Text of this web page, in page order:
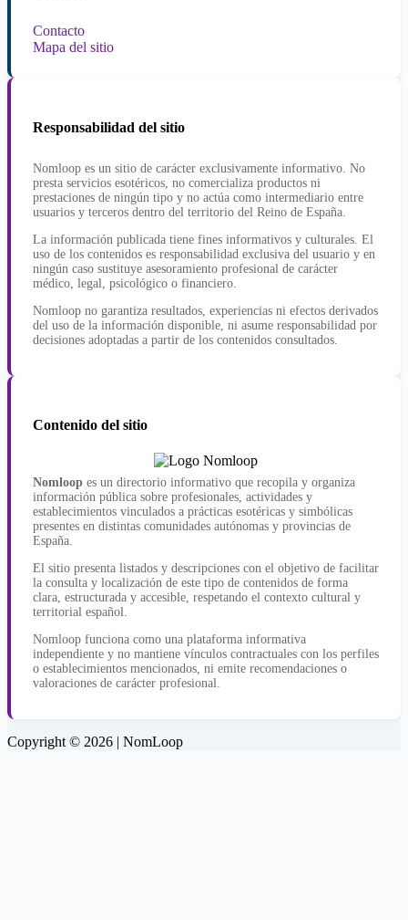
Contacto
Mapa del sitio
Responsabilidad del sitio
Nomloop es un sitio de carácter exclusivamente informativo. No
presta servicios esotéricos, no comercializa productos ni
prestaciones de ningún tipo y no actúa como intermediario entre
usuarios y terceros dentro del territorio del Reino de España.
La información publicada tiene fines informativos y culturales. El
uso de los contenidos es responsabilidad exclusiva del usuario y en
ningún caso sustituye asesoramiento profesional de carácter
médico, legal, psicológico o financiero.
Nomloop no garantiza resultados, experiencias ni efectos derivados
del uso de la información disponible, ni asume responsabilidad por
decisiones adoptadas a partir de los contenidos consultados.
Contenido del sitio
Nomloop es un directorio informativo que recopila y organiza
información pública sobre profesionales, actividades y
establecimientos vinculados a prácticas esotéricas y simbólicas
presentes en distintas comunidades autónomas y provincias de
España.
El sitio presenta listados y descripciones con el objetivo de facilitar
la consulta y localización de este tipo de contenidos de forma
clara, estructurada y accesible, respetando el contexto cultural y
territorial español.
Nomloop funciona como una plataforma informativa
independiente y no mantiene vínculos contractuales con los perfiles
o establecimientos mencionados, ni emite recomendaciones o
valoraciones de carácter profesional.
Copyright © 2026 | NomLoop